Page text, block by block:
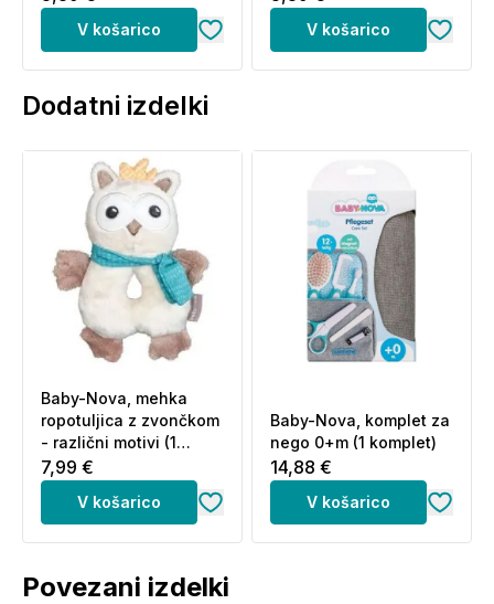
V košarico V košarico
Dodatni izdelki
Baby-Nova, mehka
ropotuljica z zvončkom
- različni motivi (1
ropotuljica)
7,99 €
V košarico
Baby-Nova, komplet za
nego 0+m (1 komplet)
14,88 €
V košarico
Povezani izdelki